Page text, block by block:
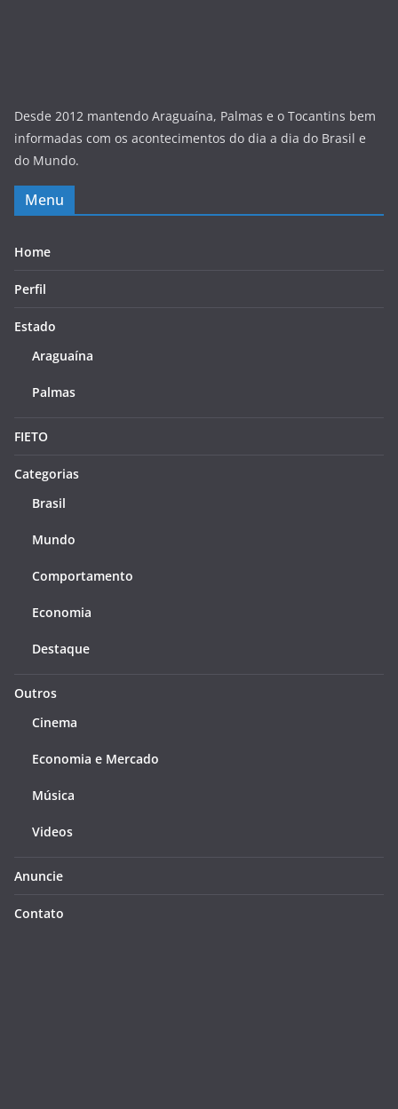
Desde 2012 mantendo Araguaína, Palmas e o Tocantins bem
informadas com os acontecimentos do dia a dia do Brasil e
do Mundo.
Menu
Home
Perfil
Estado
Araguaína
Palmas
FIETO
Categorias
Brasil
Mundo
Comportamento
Economia
Destaque
Outros
Cinema
Economia e Mercado
Música
Videos
Anuncie
Contato